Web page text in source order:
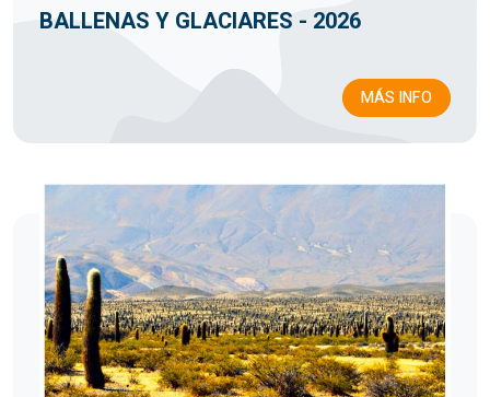
BALLENAS Y GLACIARES - 2026
MÁS INFO